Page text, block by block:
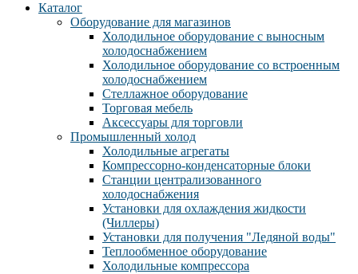
Каталог
Оборудование для магазинов
Холодильное оборудование с выносным
холодоснабжением
Холодильное оборудование со встроенным
холодоснабжением
Стеллажное оборудование
Торговая мебель
Аксессуары для торговли
Промышленный холод
Холодильные агрегаты
Компрессорно-конденсаторные блоки
Станции централизованного
холодоснабжения
Установки для охлаждения жидкости
(Чиллеры)
Установки для получения "Ледяной воды"
Теплообменное оборудование
Холодильные компрессора